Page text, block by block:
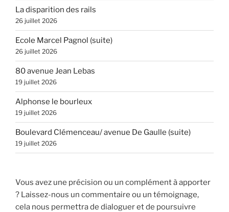
La disparition des rails
26 juillet 2026
Ecole Marcel Pagnol (suite)
26 juillet 2026
80 avenue Jean Lebas
19 juillet 2026
Alphonse le bourleux
19 juillet 2026
Boulevard Clémenceau/ avenue De Gaulle (suite)
19 juillet 2026
Vous avez une précision ou un complément à apporter
? Laissez-nous un commentaire ou un témoignage,
cela nous permettra de dialoguer et de poursuivre